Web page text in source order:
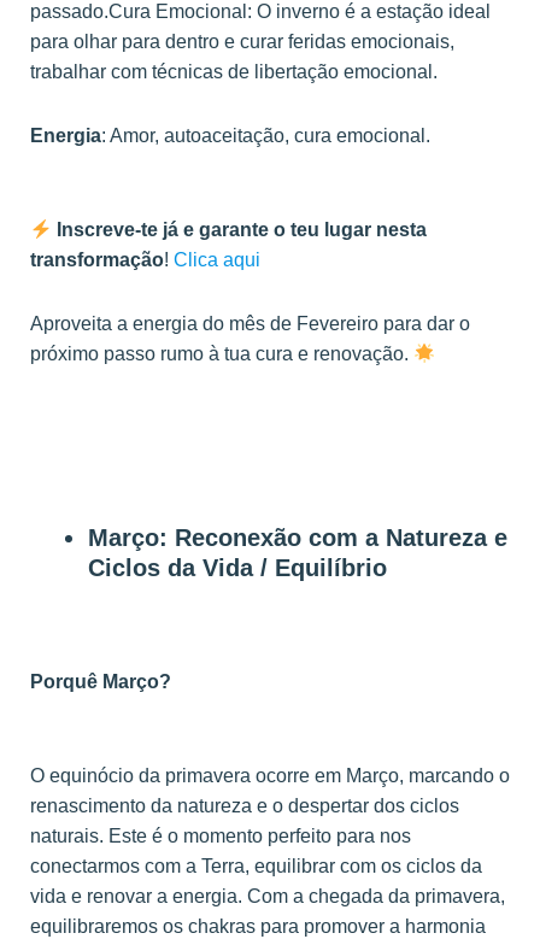
passado.Cura Emocional: O inverno é a estação ideal
para olhar para dentro e curar feridas emocionais,
trabalhar com técnicas de libertação emocional.
Energia: Amor, autoaceitação, cura emocional.
Inscreve-te já e garante o teu lugar nesta
transformação! Clica aqui
Aproveita a energia do mês de Fevereiro para dar o
próximo passo rumo à tua cura e renovação.
Março: Reconexão com a Natureza e
Ciclos da Vida / Equilíbrio
Porquê Março?
O equinócio da primavera ocorre em Março, marcando o
renascimento da natureza e o despertar dos ciclos
naturais. Este é o momento perfeito para nos
conectarmos com a Terra, equilibrar com os ciclos da
vida e renovar a energia. Com a chegada da primavera,
equilibraremos os chakras para promover a harmonia